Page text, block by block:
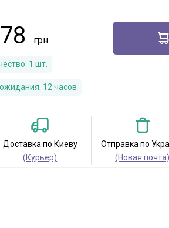
1 шт.
12 часов
Доставка по Киеву
(Курьер)
Отправка по
(Новая почта)